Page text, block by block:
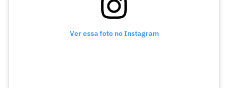
Ver essa foto no Instagram